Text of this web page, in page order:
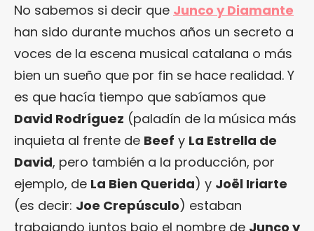
No sabemos si decir que Junco y Diamante
han sido durante muchos años un secreto a
voces de la escena musical catalana o más
bien un sueño que por fin se hace realidad. Y
es que hacía tiempo que sabíamos que
David Rodríguez (paladín de la música más
inquieta al frente de Beef y La Estrella de
David, pero también a la producción, por
ejemplo, de La Bien Querida) y Joël Iriarte
(es decir: Joe Crepúsculo) estaban
trabajando juntos bajo el nombre de Junco y